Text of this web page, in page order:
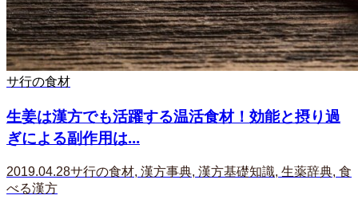
サ行の食材
生姜は漢方でも活躍する温活食材！効能と摂り過
ぎによる副作用は...
2019.04.28サ行の食材, 漢方事典, 漢方基礎知識, 生薬辞典, 食
べる漢方